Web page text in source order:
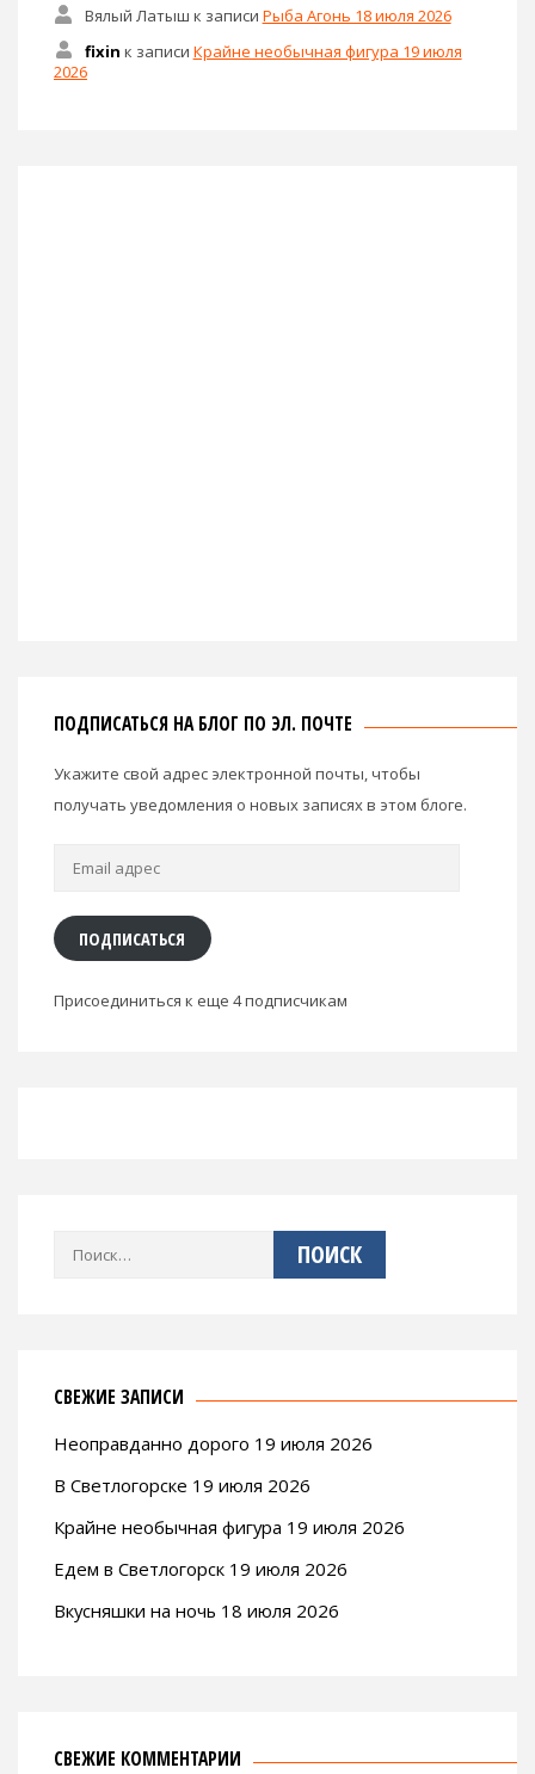
Вялый Латыш к записи Рыба Агонь 18 июля 2026
fixin к записи Крайне необычная фигура 19 июля
2026
ПОДПИСАТЬСЯ НА БЛОГ ПО ЭЛ. ПОЧТЕ
Укажите свой адрес электронной почты, чтобы
получать уведомления о новых записях в этом блоге.
Email
ПОДПИСАТЬСЯ
Присоединиться к еще 4 подписчикам
Найти:
СВЕЖИЕ ЗАПИСИ
Неоправданно дорого 19 июля 2026
В Светлогорске 19 июля 2026
Крайне необычная фигура 19 июля 2026
Едем в Светлогорск 19 июля 2026
Вкусняшки на ночь 18 июля 2026
СВЕЖИЕ КОММЕНТАРИИ